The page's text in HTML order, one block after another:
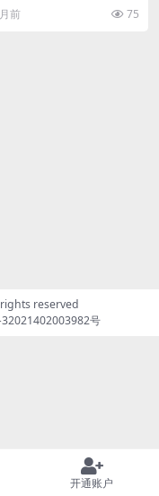
Generative Engine Op...
前 75
reserved
号
开通账户